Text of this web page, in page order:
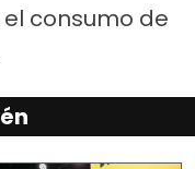
consumo de